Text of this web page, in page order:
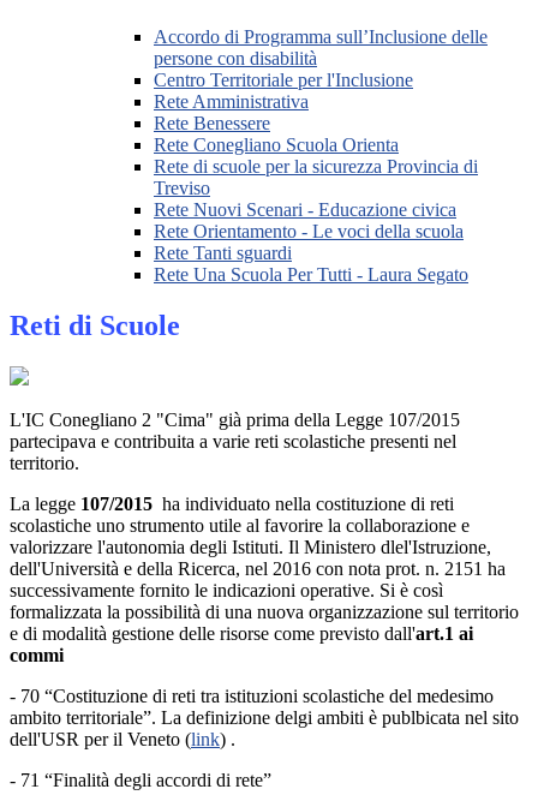
Accordo di Programma sull’Inclusione delle
persone con disabilità
Centro Territoriale per l'Inclusione
Rete Amministrativa
Rete Benessere
Rete Conegliano Scuola Orienta
Rete di scuole per la sicurezza Provincia di
Treviso
Rete Nuovi Scenari - Educazione civica
Rete Orientamento - Le voci della scuola
Rete Tanti sguardi
Rete Una Scuola Per Tutti - Laura Segato
Reti di Scuole
L'IC Conegliano 2 "Cima" già prima della Legge 107/2015
partecipava e contribuita a varie reti scolastiche presenti nel
territorio.
La legge 107/2015 ha individuato nella costituzione di reti
scolastiche uno strumento utile al favorire la collaborazione e
valorizzare l'autonomia degli Istituti. Il Ministero dlel'Istruzione,
dell'Università e della Ricerca, nel 2016 con nota prot. n. 2151 ha
successivamente fornito le indicazioni operative. Si è così
formalizzata la possibilità di una nuova organizzazione sul territorio
e di modalità gestione delle risorse come previsto dall'art.1 ai
commi
- 70 “Costituzione di reti tra istituzioni scolastiche del medesimo
ambito territoriale”. La definizione delgi ambiti è publbicata nel sito
dell'USR per il Veneto (link) .
- 71 “Finalità degli accordi di rete”